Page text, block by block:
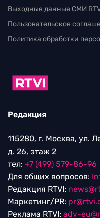
Выходные данные СМИ
Пользовательское
Политика обработки
Редакция
115280, г. Москва, ул.
д. 26, этаж 2
тел: +7 (499) 579-86-96
Для общих вопросов:
Редакция RTVI:
Маркетинг/PR:
Реклама RTVI: adv-